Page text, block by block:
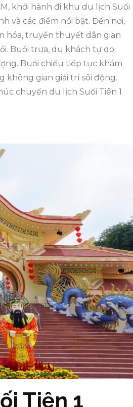
khởi hành đi khu du lịch Suối
và các điểm nổi bật. Đến nơi,
hóa, truyền thuyết dân gian
Buổi trưa, du khách tự do
Buổi chiều tiếp tục khám
không gian giải trí sôi động.
chuyến du lịch Suối Tiên 1
Tiên 1